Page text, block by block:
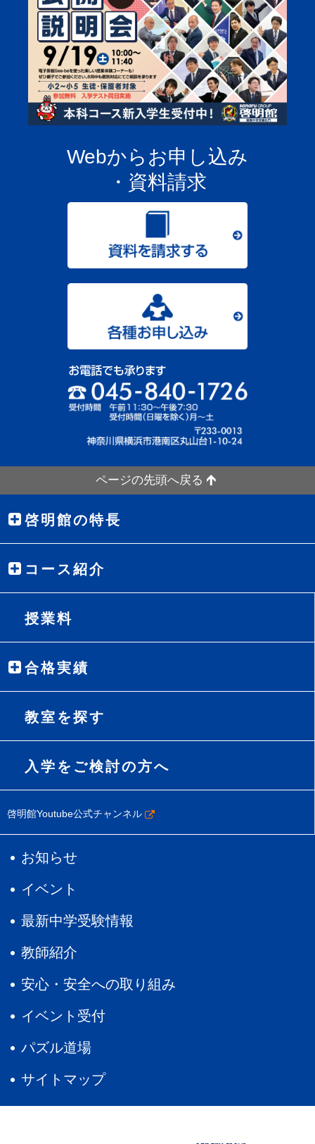
Webからお申し込み
・資料請求
ページの先頭へ戻る
啓明館の特長
コース紹介
授業料
合格実績
教室を探す
入学をご検討の方へ
啓明館Youtube公式チャンネル
お知らせ
イベント
最新中学受験情報
教師紹介
安心・安全への取り組み
イベント受付
パズル道場
サイトマップ